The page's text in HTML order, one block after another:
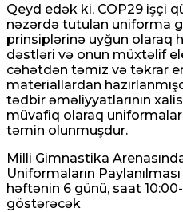
Qeyd edək ki, COP29 işçi
nəzərdə tutulan uniforma
prinsiplərinə uyğun olaraq
dəstləri və onun müxtəlif
cəhətdən təmiz və təkrar
materiallardan
tədbir əməliyyatlarının
müvafiq olaraq
təmin olunmuşdur.
Milli Gimnastika
Uniformaların
həftənin 6 günü, saat
göstərəcək